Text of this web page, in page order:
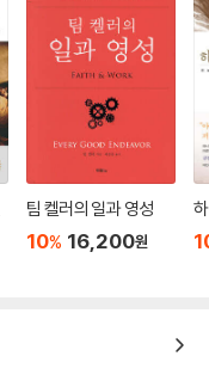
팀 켈러의 일과 영성
10% 16,200원